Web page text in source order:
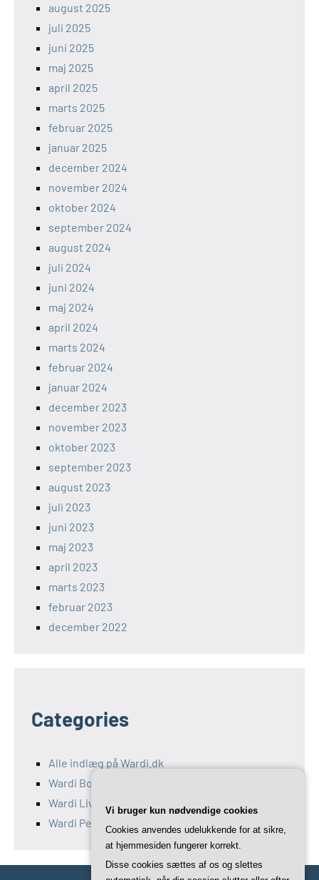
august 2025
juli 2025
juni 2025
maj 2025
april 2025
marts 2025
februar 2025
januar 2025
december 2024
november 2024
oktober 2024
september 2024
august 2024
juli 2024
juni 2024
maj 2024
april 2024
marts 2024
februar 2024
januar 2024
december 2023
november 2023
oktober 2023
september 2023
august 2023
juli 2023
juni 2023
maj 2023
april 2023
marts 2023
februar 2023
december 2022
Categories
Alle indlæg på Wardi.dk
Wardi Bolig
Wardi Livsstil
Wardi Penge
Vi bruger kun nødvendige cookies
Cookies anvendes udelukkende for at sikre,
at hjemmesiden fungerer korrekt.
Disse cookies sættes af os og slettes